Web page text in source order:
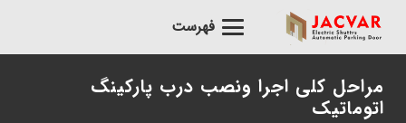
فهرست
مراحل کلی اجرا ونصب درب پارکینگ
اتوماتیک